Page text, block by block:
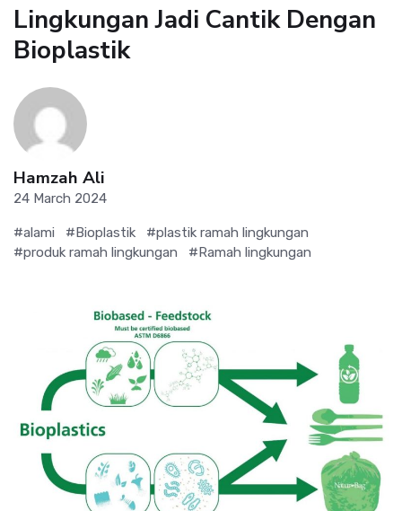
Lingkungan Jadi Cantik Dengan
Bioplastik
Hamzah Ali
24 March 2024
#alami #Bioplastik
#plastik ramah lingkungan
#produk ramah lingkungan
#Ramah lingkungan